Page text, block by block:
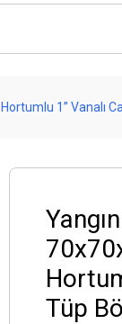
1” Vanalı
Tüp